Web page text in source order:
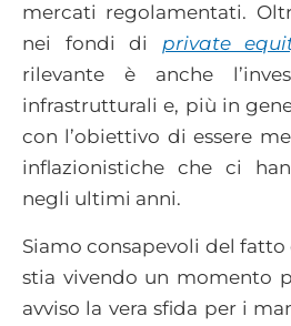
mercati regolamentati.
nei fondi di private
rilevante è anche
infrastrutturali e, più in
con l’obiettivo di essere
inflazionistiche che ci
negli ultimi anni.
Siamo consapevoli del
stia vivendo un momento
avviso la vera sfida per i